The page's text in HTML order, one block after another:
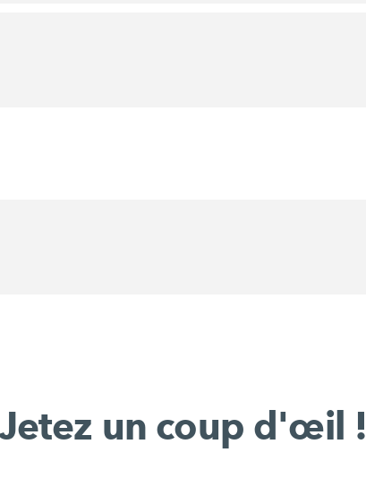
un coup d'œil !